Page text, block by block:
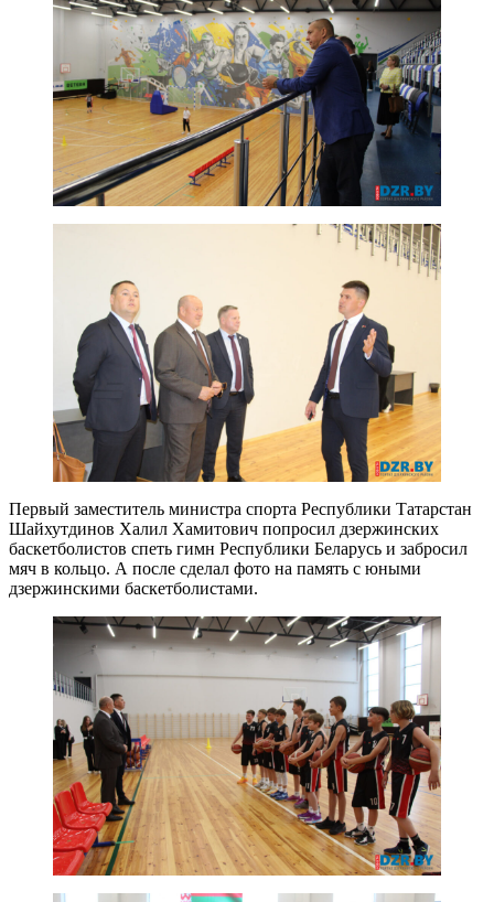
Первый заместитель министра спорта Республики Татарстан
Шайхутдинов Халил Хамитович попросил дзержинских
баскетболистов спеть гимн Республики Беларусь и забросил
мяч в кольцо. А после сделал фото на память с юными
дзержинскими баскетболистами.